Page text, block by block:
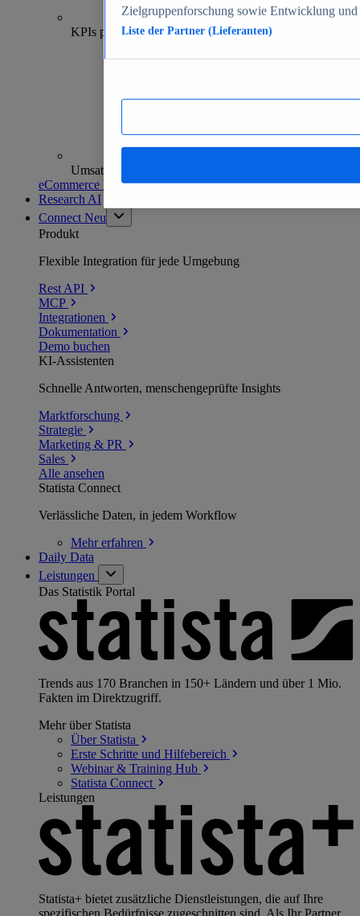
70+
KPIs pro Shop
Umsatzanalysen und -prognosen
eCommerce Insights entdecken
Research AI
Connect Neu
Produkt
Flexible Integration für jede Umgebung
Rest API
MCP
Integrationen
Dokumentation
Demo buchen
KI-Assistenten
Schnelle Antworten, menschengeprüfte Insights
Marktforschung
Strategie
Marketing & PR
Sales
Alle ansehen
Statista Connect
Verlässliche Daten, in jedem Workflow
Mehrerfahren
Daily Data
Leistungen
Das Statistik Portal
Trends aus 170 Branchen in 150+ Ländern und über 1 Mio.
Fakten im Direktzugriff.
Mehr über Statista
Über Statista
Erste Schritte und Hilfebereich
Webinar & Training Hub
Statista Connect
Leistungen
Statista+ bietet zusätzliche Dienstleistungen, die auf Ihre
spezifischen Bedürfnisse zugeschnitten sind. Als Ihr Partner
Zielgruppenforschung sowie Entwicklung
Liste der Partner (Lieferanten)